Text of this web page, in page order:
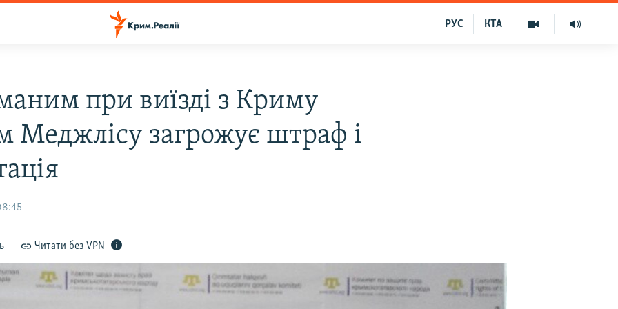
КТА
РУС
при виїзді з Криму
Меджлісу загрожує штраф і
Читати без VPN